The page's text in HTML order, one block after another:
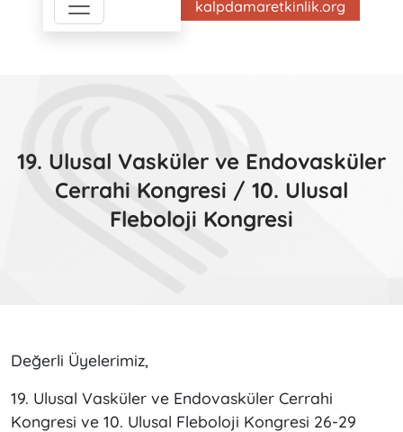
kalpdamaretkinlik.org
19. Ulusal Vasküler ve Endovasküler
Cerrahi Kongresi / 10. Ulusal
Fleboloji Kongresi
Değerli Üyelerimiz,
19. Ulusal Vasküler ve Endovasküler Cerrahi
Kongresi ve 10. Ulusal Fleboloji Kongresi 26-29